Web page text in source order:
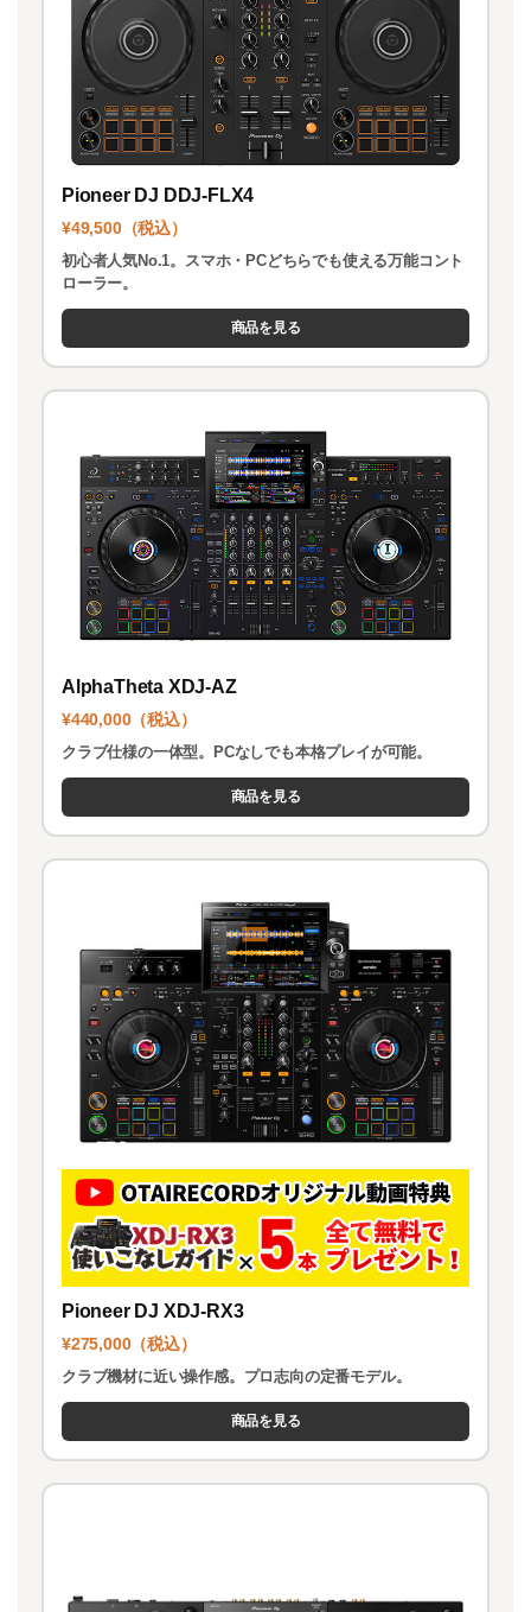
Pioneer DJ DDJ-FLX4
¥49,500（税込）
初心者人気No.1。スマホ・PCどちらでも使える万能コント
ローラー。
商品を見る
AlphaTheta XDJ-AZ
¥440,000（税込）
クラブ仕様の一体型。PCなしでも本格プレイが可能。
商品を見る
Pioneer DJ XDJ-RX3
¥275,000（税込）
クラブ機材に近い操作感。プロ志向の定番モデル。
商品を見る